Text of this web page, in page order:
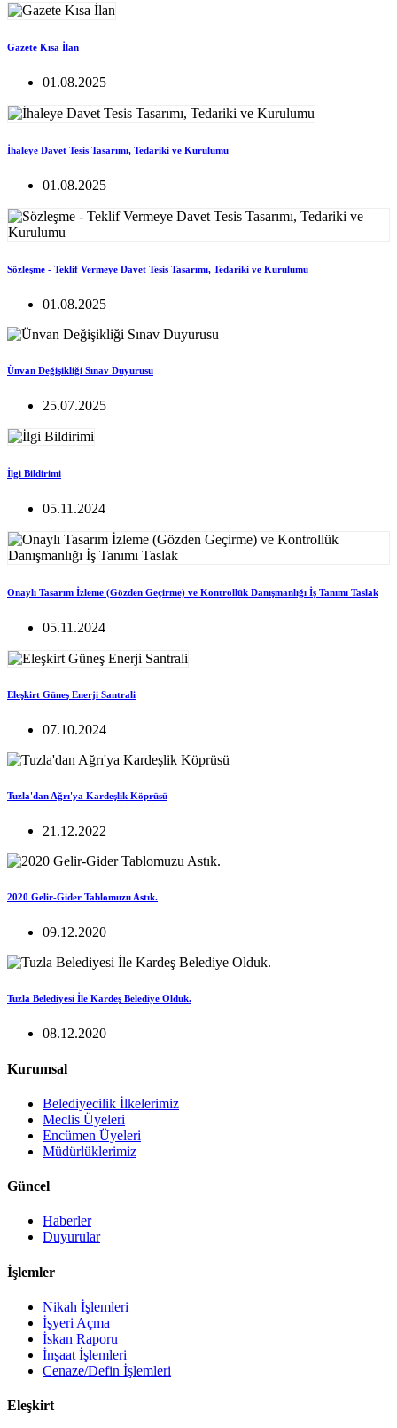
Gazete Kısa İlan
01.08.2025
İhaleye Davet Tesis Tasarımı, Tedariki ve Kurulumu
01.08.2025
Sözleşme - Teklif Vermeye Davet Tesis Tasarımı, Tedariki ve Kurulumu
01.08.2025
Ünvan Değişikliği Sınav Duyurusu
25.07.2025
İlgi Bildirimi
05.11.2024
Onaylı Tasarım İzleme (Gözden Geçirme) ve Kontrollük Danışmanlığı İş Tanımı Taslak
05.11.2024
Eleşkirt Güneş Enerji Santrali
07.10.2024
Tuzla'dan Ağrı'ya Kardeşlik Köprüsü
21.12.2022
2020 Gelir-Gider Tablomuzu Astık.
09.12.2020
Tuzla Belediyesi İle Kardeş Belediye Olduk.
08.12.2020
Kurumsal
Belediyecilik İlkelerimiz
Meclis Üyeleri
Encümen Üyeleri
Müdürlüklerimiz
Güncel
Haberler
Duyurular
İşlemler
Nikah İşlemleri
İşyeri Açma
İskan Raporu
İnşaat İşlemleri
Cenaze/Defin İşlemleri
Eleşkirt